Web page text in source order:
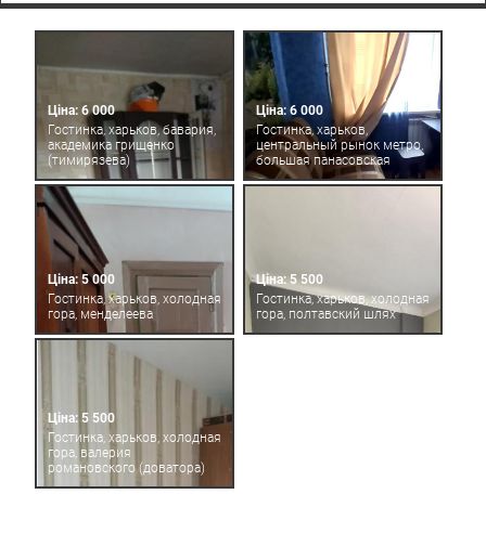
Ціна: 6 000
Гостинка, харьков, бавария,
академика грищенко
(тимирязева)
Ціна: 6 000
Гостинка, харьков,
центральный рынок метро,
большая панасовская
Ціна: 5 000
Гостинка, харьков, холодная
гора, менделеева
Ціна: 5 500
Гостинка, харьков, холодная
гора, полтавский шлях
Ціна: 5 500
Гостинка, харьков, холодная
гора, валерия
романовского (доватора)